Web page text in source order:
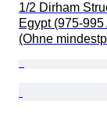
1/2 Dirham
Egypt (975-995
(Ohne